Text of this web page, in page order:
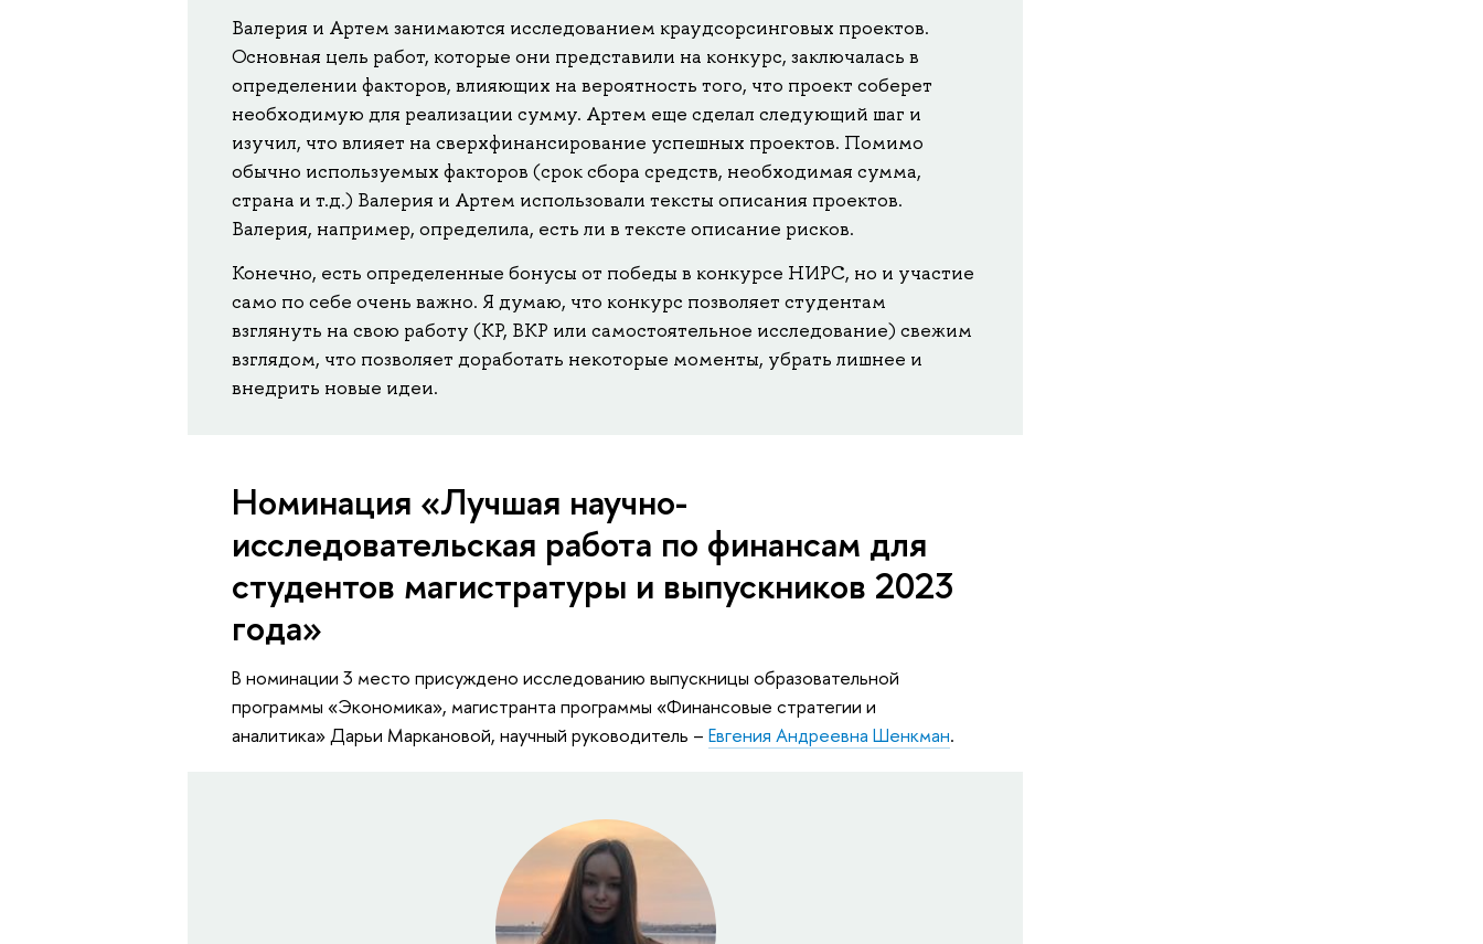
Валерия и Артем занимаются исследованием краудсорсинговых проектов.
Основная цель работ, которые они представили на конкурс, заключалась в
определении факторов, влияющих на вероятность того, что проект соберет
необходимую для реализации сумму. Артем еще сделал следующий шаг и
изучил, что влияет на сверхфинансирование успешных проектов. Помимо
обычно используемых факторов (срок сбора средств, необходимая сумма,
страна и т.д.) Валерия и Артем использовали тексты описания проектов.
Валерия, например, определила, есть ли в тексте описание рисков.
Конечно, есть определенные бонусы от победы в конкурсе НИРС, но и участие
само по себе очень важно. Я думаю, что конкурс позволяет студентам
взглянуть на свою работу (КР, ВКР или самостоятельное исследование) свежим
взглядом, что позволяет доработать некоторые моменты, убрать лишнее и
внедрить новые идеи.
Номинация «Лучшая научно-
исследовательская работа по финансам для
студентов магистратуры и выпускников 2023
года»
В номинации 3 место присуждено исследованию выпускницы образовательной
программы «Экономика», магистранта программы «Финансовые стратегии и
аналитика» Дарьи Маркановой, научный руководитель – Евгения Андреевна Шенкман.